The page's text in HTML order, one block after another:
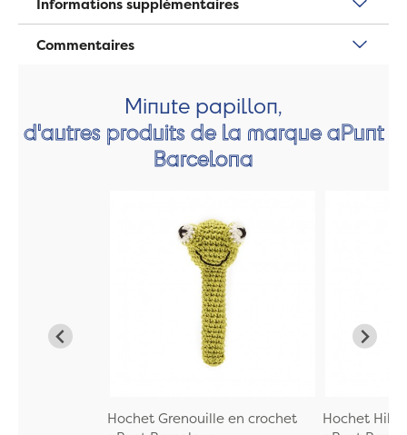
Informations supplémentaires
Commentaires
Minute papillon,
d'autres produits de la marque aPunt
Barcelona
Hochet Grenouille en crochet
Hochet